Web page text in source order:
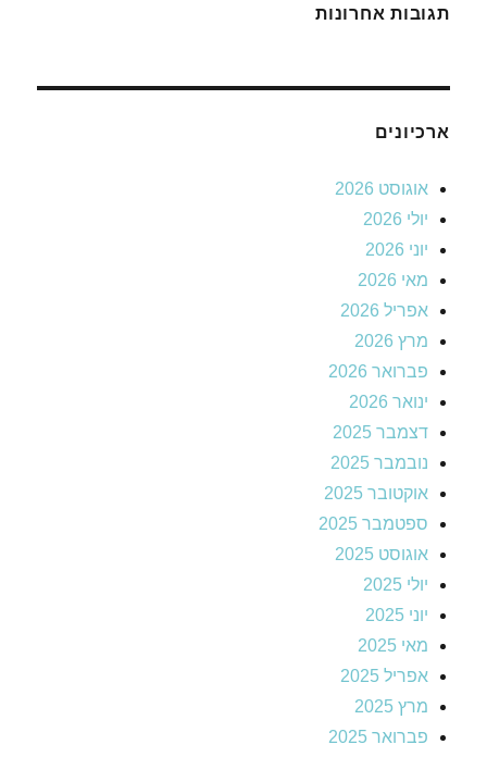
תגובות אחרונות
ארכיונים
אוגוסט 2026
יולי 2026
יוני 2026
מאי 2026
אפריל 2026
מרץ 2026
פברואר 2026
ינואר 2026
דצמבר 2025
נובמבר 2025
אוקטובר 2025
ספטמבר 2025
אוגוסט 2025
יולי 2025
יוני 2025
מאי 2025
אפריל 2025
מרץ 2025
פברואר 2025